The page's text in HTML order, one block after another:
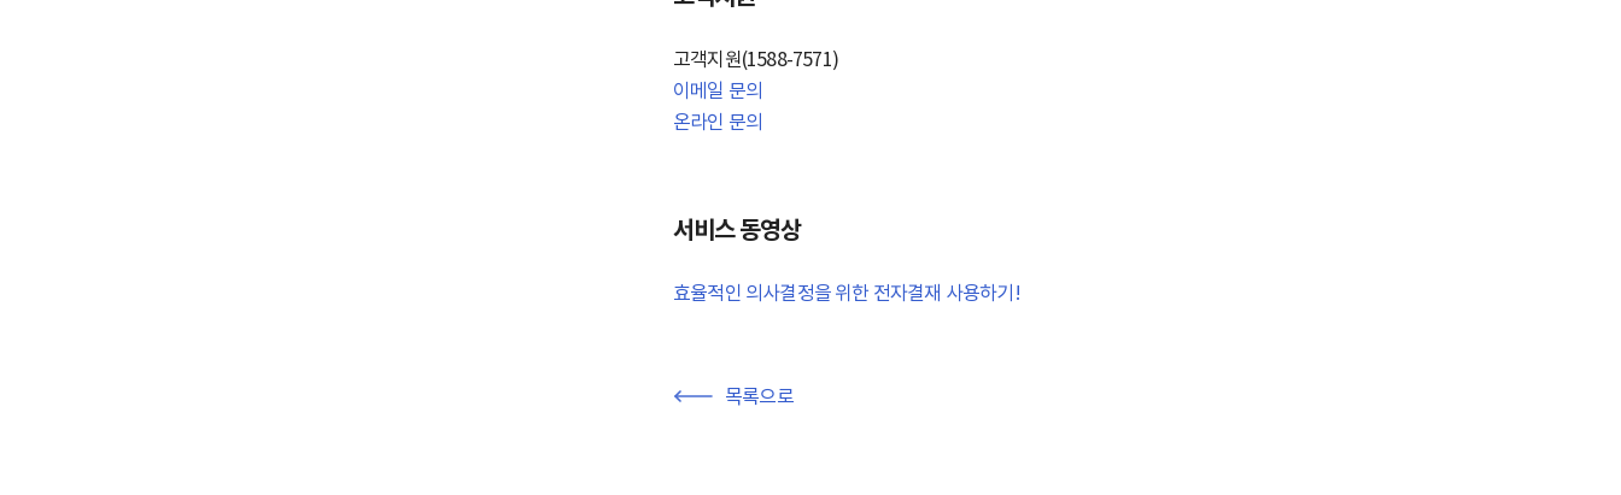
고객지원(1588-7571)
이메일 문의
온라인 문의
서비스 동영상
효율적인 의사결정을 위한 전자결재 사용하기 !
목록으로